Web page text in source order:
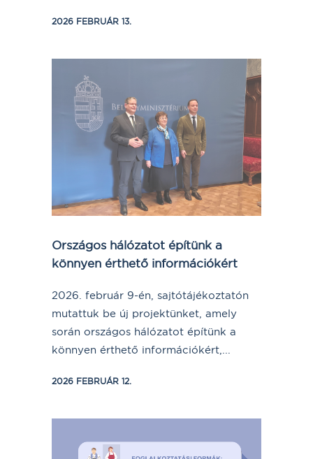
2026 FEBRUÁR 13.
Országos hálózatot építünk a
könnyen érthető információkért
2026. február 9-én, sajtótájékoztatón
mutattuk be új projektünket, amely
során országos hálózatot építünk a
könnyen érthető információkért,...
2026 FEBRUÁR 12.